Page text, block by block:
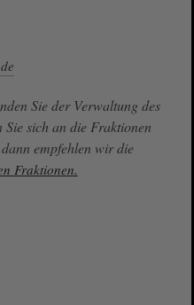
Sie der Verwaltung des
sich an die Fraktionen
empfehlen wir die
Fraktionen.